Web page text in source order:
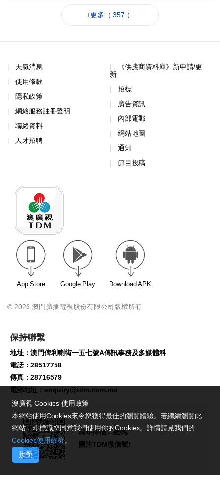
+更多（ 357 ）
天氣消息
使用條款
隱私政策
網絡服務註冊聲明
聯絡資料
人才招聘
《供應商資料庫》新申請/更
新
招標
廣告資訊
內部電郵
網站地圖
通知
節目投稿
App Store Google Play Download APK
© 2026 澳門廣播電視股份有限公司版權所有
保持聯繫
地址：澳門俾利喇街一五七號A傳訊事務及多媒體科
電話：28517758
傳真：28716579
電郵地址： enquiry@tdm.com.mo
請即掃描二維碼,
關注TDM微信號!
澳廣視 Cookies 使用政策
本網站使用Cookies來令您獲得最佳的瀏覽體驗。若繼續瀏覽此
網站，即標識您同意我們使用你的Cookies。詳情請見我們的
Cookies使用政策。
接受